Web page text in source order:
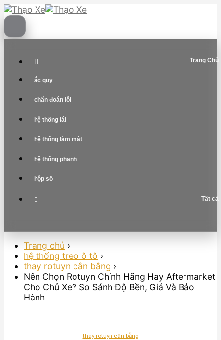
Skip
to
content
Trang Chủ
ắc quy
chẩn đoán lỗi
hệ thống lái
hệ thống làm mát
hệ thống phanh
hộp số
Tất cả
Trang chủ ›
hệ thống treo ô tô ›
thay rotuyn cân bằng ›
Nên Chọn Rotuyn Chính Hãng Hay Aftermarket
Cho Chủ Xe? So Sánh Độ Bền, Giá Và Bảo
Hành
thay rotuyn cân bằng